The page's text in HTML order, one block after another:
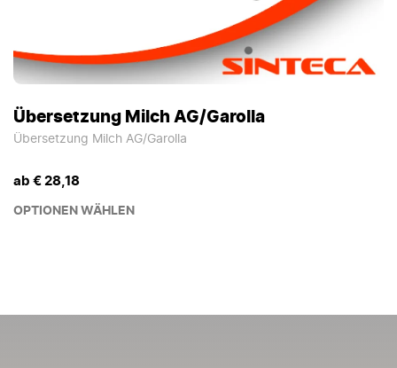
Übersetzung Milch AG/Garolla
Übersetzung Milch AG/Garolla
ab € 28,18
OPTIONEN WÄHLEN